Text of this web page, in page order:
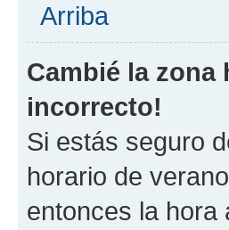
Arriba
Cambié la zona
incorrecto!
Si estás seguro
horario de
entonces la hora